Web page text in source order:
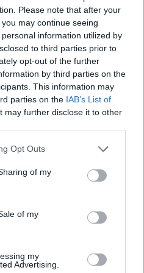
Please note that after your
may continue seeing
information utilized by
to third parties prior to
opt-out of the further
by third parties on the
This information may
parties on the IAB’s List of
may further disclose it to other
uses one or more Google
behaviour. You may click to
and its third-party tags to
purposes in below Google
Opt Outs
of my
of my
my
Advertising.
dass er über
und nicht über
gehören:
eines
von
eine von Tiszas stärksten
Stimmung.
bringen
der öffentlichen
der
Tisza hat umfangreiche
öffentlichen Sektors
fest, dass sich die